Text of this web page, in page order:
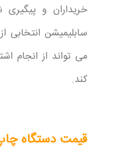
خریداران و
سابلیمیشن انتخابی
می تواند از انجام
کند.
قیمت دستگاه